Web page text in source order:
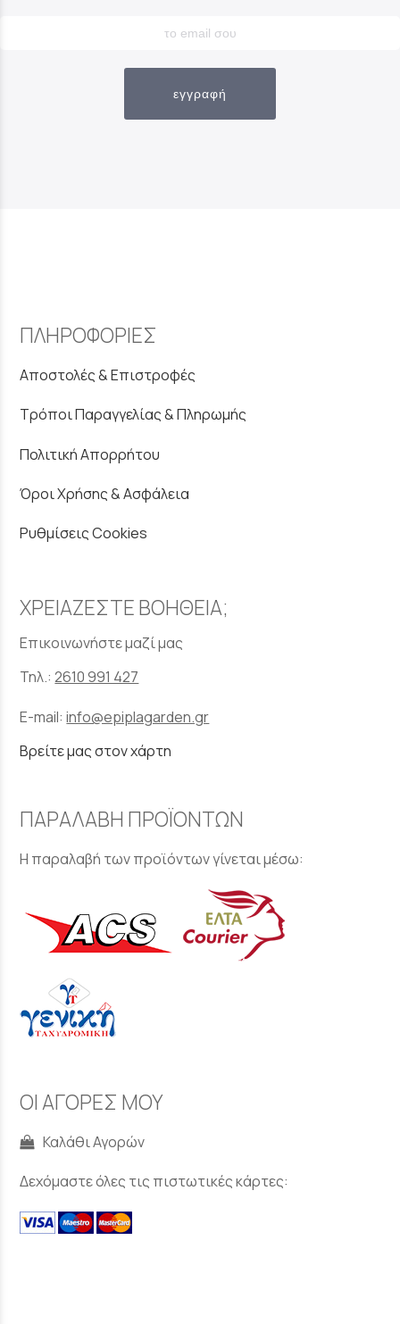
εγγραφή
ΠΛΗΡΟΦΟΡΙΕΣ
Αποστολές & Επιστροφές
Τρόποι Παραγγελίας & Πληρωμής
Πολιτική Απορρήτου
Όροι Χρήσης & Ασφάλεια
Ρυθμίσεις Cookies
ΧΡΕΙΑΖΕΣΤΕ ΒΟΗΘΕΙΑ;
Επικοινωνήστε μαζί μας
Τηλ.:2610 991 427
E-mail:info@epiplagarden.gr
Βρείτε μας στον χάρτη
ΠΑΡΑΛΑΒΗ ΠΡΟΪΟΝΤΩΝ
Η παραλαβή των προϊόντων γίνεται μέσω:
ΟΙ ΑΓΟΡΕΣ ΜΟΥ
Καλάθι Αγορών
Δεχόμαστε όλες τις πιστωτικές κάρτες: